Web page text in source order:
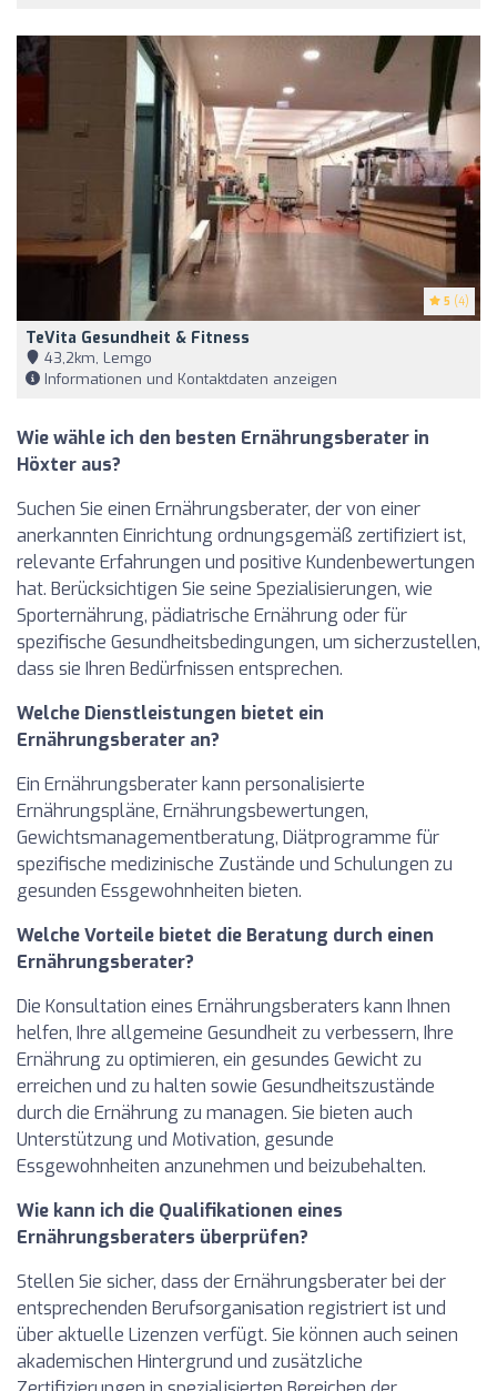
5 (4)
TeVita Gesundheit & Fitness
43,2km, Lemgo
Informationen und Kontaktdaten anzeigen
Wie wähle ich den besten Ernährungsberater in
Höxter aus?
Suchen Sie einen Ernährungsberater, der von einer
anerkannten Einrichtung ordnungsgemäß zertifiziert ist,
relevante Erfahrungen und positive Kundenbewertungen
hat. Berücksichtigen Sie seine Spezialisierungen, wie
Sporternährung, pädiatrische Ernährung oder für
spezifische Gesundheitsbedingungen, um sicherzustellen,
dass sie Ihren Bedürfnissen entsprechen.
Welche Dienstleistungen bietet ein
Ernährungsberater an?
Ein Ernährungsberater kann personalisierte
Ernährungspläne, Ernährungsbewertungen,
Gewichtsmanagementberatung, Diätprogramme für
spezifische medizinische Zustände und Schulungen zu
gesunden Essgewohnheiten bieten.
Welche Vorteile bietet die Beratung durch einen
Ernährungsberater?
Die Konsultation eines Ernährungsberaters kann Ihnen
helfen, Ihre allgemeine Gesundheit zu verbessern, Ihre
Ernährung zu optimieren, ein gesundes Gewicht zu
erreichen und zu halten sowie Gesundheitszustände
durch die Ernährung zu managen. Sie bieten auch
Unterstützung und Motivation, gesunde
Essgewohnheiten anzunehmen und beizubehalten.
Wie kann ich die Qualifikationen eines
Ernährungsberaters überprüfen?
Stellen Sie sicher, dass der Ernährungsberater bei der
entsprechenden Berufsorganisation registriert ist und
über aktuelle Lizenzen verfügt. Sie können auch seinen
akademischen Hintergrund und zusätzliche